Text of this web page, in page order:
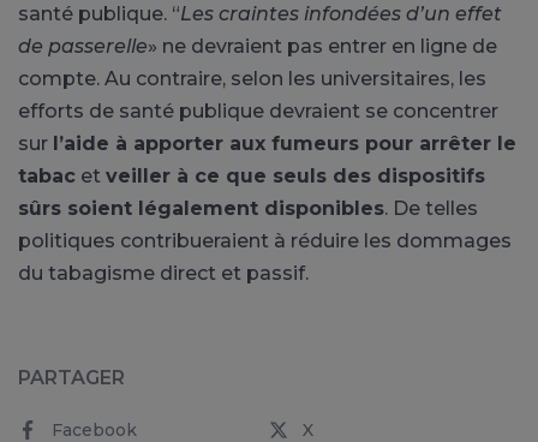
santé publique. “Les craintes infondées d’un effet
de passerelle» ne devraient pas entrer en ligne de
compte. Au contraire, selon les universitaires, les
efforts de santé publique devraient se concentrer
sur l’aide à apporter aux fumeurs pour arrêter le
tabac et veiller à ce que seuls des dispositifs
sûrs soient légalement disponibles. De telles
politiques contribueraient à réduire les dommages
du tabagisme direct et passif.
PARTAGER
Facebook X